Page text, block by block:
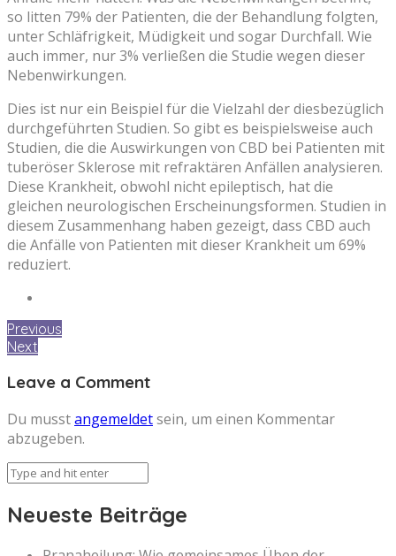
so litten 79% der Patienten, die der Behandlung folgten,
unter Schläfrigkeit, Müdigkeit und sogar Durchfall. Wie
auch immer, nur 3% verließen die Studie wegen dieser
Nebenwirkungen.
Dies ist nur ein Beispiel für die Vielzahl der diesbezüglich
durchgeführten Studien. So gibt es beispielsweise auch
Studien, die die Auswirkungen von CBD bei Patienten mit
tuberöser Sklerose mit refraktären Anfällen analysieren.
Diese Krankheit, obwohl nicht epileptisch, hat die
gleichen neurologischen Erscheinungsformen. Studien in
diesem Zusammenhang haben gezeigt, dass CBD auch
die Anfälle von Patienten mit dieser Krankheit um 69%
reduziert.
Previous
Next
Leave a Comment
Du musstangemeldetsein, um einen Kommentar
abzugeben.
Neueste Beiträge